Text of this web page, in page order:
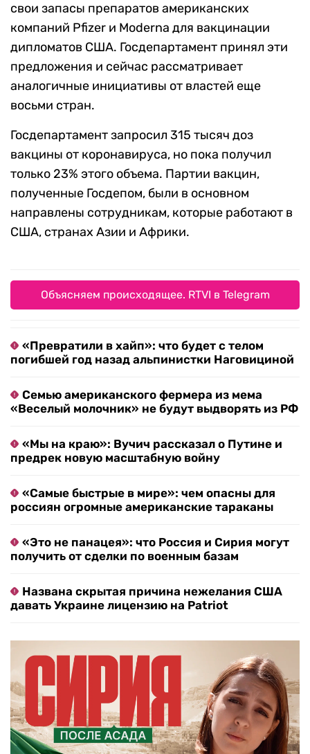
свои запасы препаратов американских
компаний Pfizer и Moderna для вакцинации
дипломатов США. Госдепартамент принял эти
предложения и сейчас рассматривает
аналогичные инициативы от властей еще
восьми стран.
Госдепартамент запросил 315 тысяч доз
вакцины от коронавируса, но пока получил
только 23% этого объема. Партии вакцин,
полученные Госдепом, были в основном
направлены сотрудникам, которые работают в
США, странах Азии и Африки.
Объясняем происходящее. RTVI в Telegram
«Превратили в хайп»: что будет с телом
погибшей год назад альпинистки Наговициной
Семью американского фермера из мема
«Веселый молочник» не будут выдворять из РФ
«Мы на краю»: Вучич рассказал о Путине и
предрек новую масштабную войну
«Самые быстрые в мире»: чем опасны для
россиян огромные американские тараканы
«Это не панацея»: что Россия и Сирия могут
получить от сделки по военным базам
Названа скрытая причина нежелания США
давать Украине лицензию на Patriot